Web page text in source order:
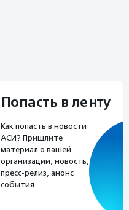
Попасть в ленту
Как попасть в новости
АСИ? Пришлите
материал о вашей
организации, новость,
пресс-релиз, анонс
события.